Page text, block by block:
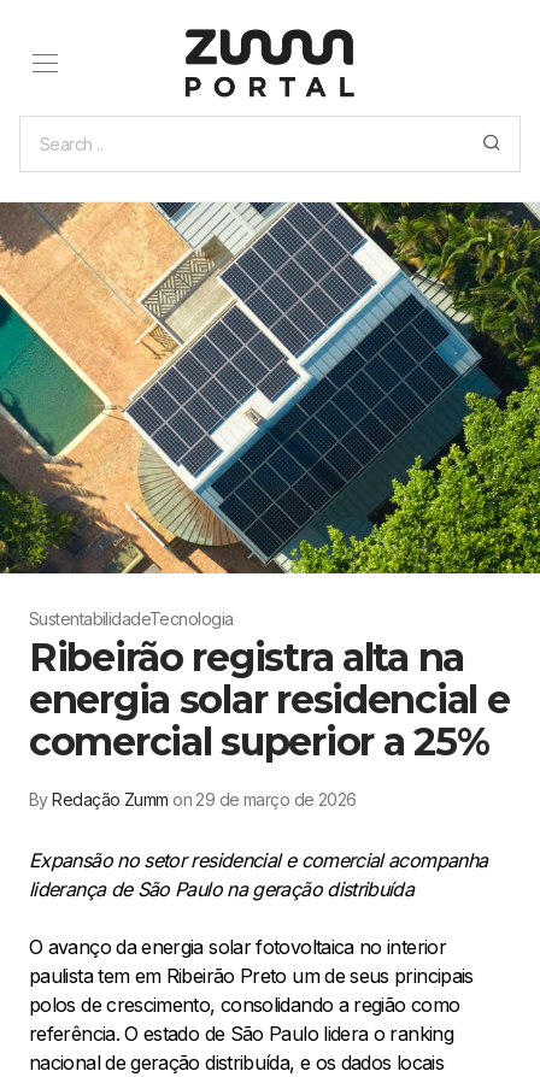
SustentabilidadeTecnologia
Ribeirão registra alta na
energia solar residencial e
comercial superior a 25%
ByRedação Zumm on 29 de março de 2026
Expansão no setor residencial e comercial acompanha
liderança de São Paulo na geração distribuída
O avanço da energia solar fotovoltaica no interior
paulista tem em Ribeirão Preto um de seus principais
polos de crescimento, consolidando a região como
referência. O estado de São Paulo lidera o ranking
nacional de geração distribuída, e os dados locais